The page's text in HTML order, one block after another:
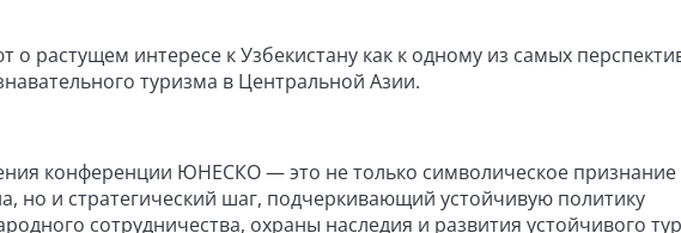
о растущем интересе к Узбекистану как к одному из самых
туризма в Центральной Азии.
конференции ЮНЕСКО — это не только символическое признание
но и стратегический шаг, подчеркивающий устойчивую политику
сотрудничества, охраны наследия и развития устойчивого